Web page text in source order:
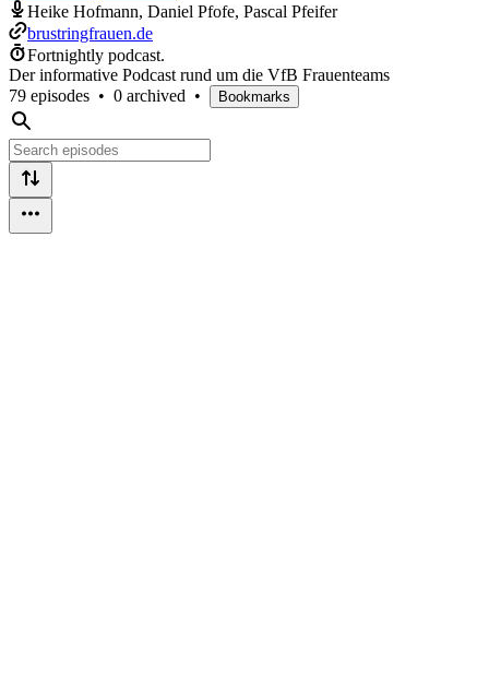
Heike Hofmann, Daniel Pfofe, Pascal Pfeifer
brustringfrauen.de
Fortnightly podcast.
Der informative Podcast rund um die VfB Frauenteams
79 episodes • 0 archived • Bookmarks